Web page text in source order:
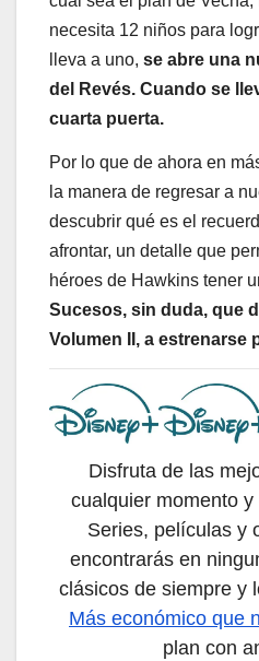
necesita 12 niños para
lleva a uno, se abre una
del Revés. Cuando se
cuarta puerta.
Por lo que de ahora en
la manera de regresar a
descubrir qué es el
afrontar, un detalle que
héroes de Hawkins tener
Sucesos, sin duda, que
Volumen II, a estrenarse
Disfruta de las
cualquier momento
Series, películas y
encontrarás en
clásicos de siempre y
Más económico que
plan con